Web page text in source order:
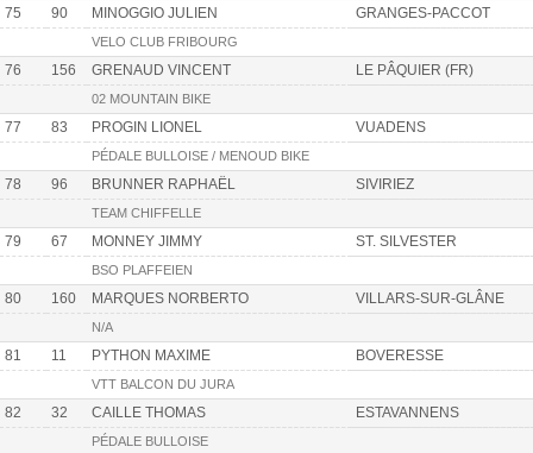
75 90 MINOGGIO JULIEN GRANGES-PACCOT
VELO CLUB FRIBOURG
76 156 GRENAUD VINCENT LE PÂQUIER (FR)
02 MOUNTAIN BIKE
77 83 PROGIN LIONEL VUADENS
PÉDALE BULLOISE / MENOUD BIKE
78 96 BRUNNER RAPHAËL SIVIRIEZ
TEAM CHIFFELLE
79 67 MONNEY JIMMY ST. SILVESTER
BSO PLAFFEIEN
80 160 MARQUES NORBERTO VILLARS-SUR-GLÂNE
N/A
81 11 PYTHON MAXIME BOVERESSE
VTT BALCON DU JURA
82 32 CAILLE THOMAS ESTAVANNENS
PÉDALE BULLOISE